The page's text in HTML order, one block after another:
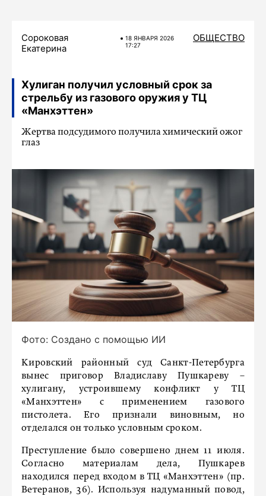
Сороковая
Екатерина
18 ЯНВАРЯ 2026
17:27
ОБЩЕСТВО
Хулиган получил условный срок за
стрельбу из газового оружия у ТЦ
«Манхэттен»
Жертва подсудимого получила химический ожог
глаз
Фото: Создано с помощью ИИ
Кировский районный суд Санкт-Петербурга
вынес приговор Владиславу Пушкареву –
хулигану, устроившему конфликт у ТЦ
«Манхэттен» с применением газового
пистолета. Его признали виновным, но
отделался он только условным сроком.
Преступление было совершено днем 11 июля.
Согласно материалам дела, Пушкарев
находился перед входом в ТЦ «Манхэттен» (пр.
Ветеранов, 36). Используя надуманный повод,